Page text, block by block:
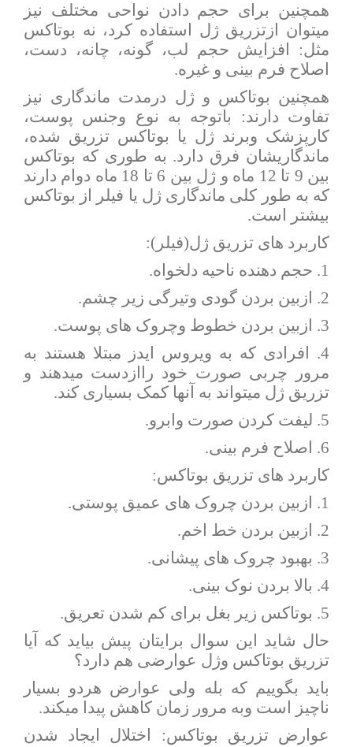
همچنین برای حجم دادن نواحی مختلف نیز
میتوان ازتزریق ژل استفاده کرد، نه بوتاکس
مثل: افزایش حجم لب، گونه، چانه، دست،
اصلاح فرم بینی و غیره.
همچنین بوتاکس و ژل درمدت ماندگاری نیز
تفاوت دارند: باتوجه به نوع وجنس پوست،
کارپزشک وبرند ژل یا بوتاکس تزریق شده،
ماندگاریشان فرق دارد. به طوری که بوتاکس
بین 9 تا 12 ماه و ژل بین 6 تا 18 ماه دوام دارند
که به طور کلی ماندگاری ژل یا فیلر از بوتاکس
بیشتر است.
کاربرد های تزریق ژل(فیلر):
1. حجم دهنده ناحیه دلخواه.
2. ازبین بردن گودی وتیرگی زیر چشم.
3. ازبین بردن خطوط وچروک های پوست.
4. افرادی که به ویروس ایدز مبتلا هستند به
مرور چربی صورت خود راازدست میدهند و
تزریق ژل میتواند به آنها کمک بسیاری کند.
5. لیفت کردن صورت وابرو.
6. اصلاح فرم بینی.
کاربرد های تزریق بوتاکس:
1. ازبین بردن چروک های عمیق پوستی.
2. ازبین بردن خط اخم.
3. بهبود چروک های پیشانی.
4. بالا بردن نوک بینی.
5. بوتاکس زیر بغل برای کم شدن تعریق.
حال شاید این سوال برایتان پیش بیاید که آیا
تزریق بوتاکس وژل عوارضی هم دارد؟
باید بگوییم که بله ولی عوارض هردو بسیار
ناچیز است وبه مرور زمان کاهش پیدا میکند.
عوارض تزریق بوتاکس: اختلال ایجاد شدن